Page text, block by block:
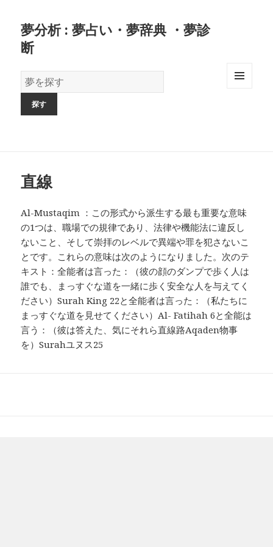
夢分析 : 夢占い・夢辞典 ・夢診
断
夢
の
直線
Al-Mustaqim ：この形式から派生する最も重要な意味
の1つは、職場での規律であり、法律や機能法に違反し
ないこと、そして崇拝のレベルで異端や罪を犯さないこ
とです。これらの意味は次のようになりました。次のテ
キスト：全能者は言った：（彼の顔のダンプで歩く人は
誰でも、まっすぐな道を一緒に歩く安全な人を与えてく
ださい）Surah King 22と全能者は言った：（私たちに
まっすぐな道を見せてください）Al- Fatihah 6と全能は
言う：（彼は答えた、気にそれら直線路Aqaden物事
を）Surahユヌス25